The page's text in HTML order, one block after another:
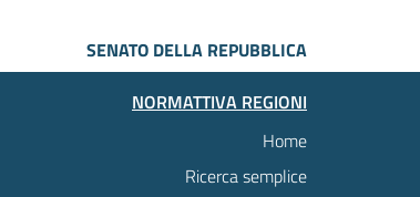
SENATO DELLA REPUBBLICA
NORMATTIVA REGIONI
Home
Ricerca semplice